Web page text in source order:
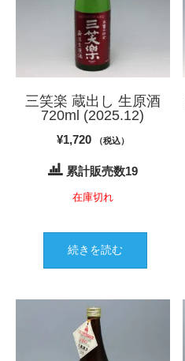
三笑楽 蔵出し 生原酒
720ml (2025.12)
¥1,720 （税込）
累計販売数19
在庫切れ
続きを読む